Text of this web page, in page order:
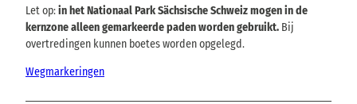
Let op:in het Nationaal Park Sächsische Schweiz mogen in de
kernzone alleen gemarkeerde paden worden gebruikt. Bij
overtredingen kunnen boetes worden opgelegd.
Wegmarkeringen